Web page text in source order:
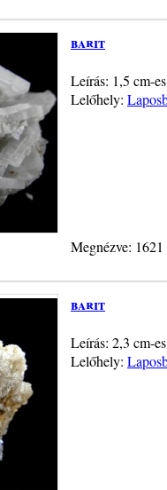
barit
Leírás: 1,5 cm-
Lelőhely:
Megnézve:
barit
Leírás: 2,3 cm-
Lelőhely: